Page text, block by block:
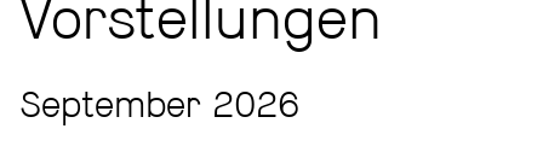
Vorstellungen
September 2026